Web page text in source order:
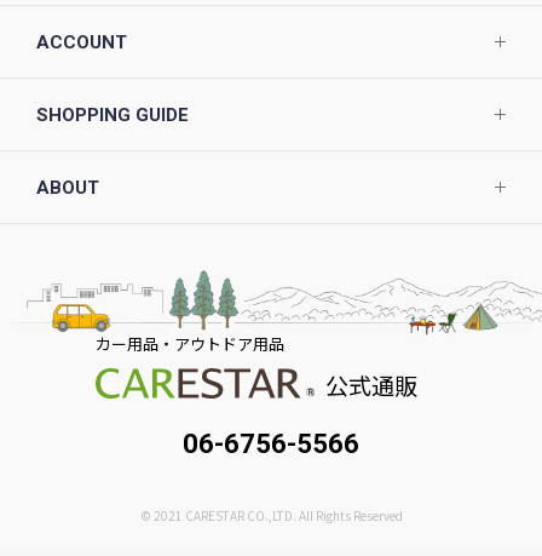
ACCOUNT
SHOPPING GUIDE
ABOUT
カー用品・アウトドア用品
公式通販
06-6756-5566
© 2021 CARESTAR CO.,LTD. All Rights Reserved